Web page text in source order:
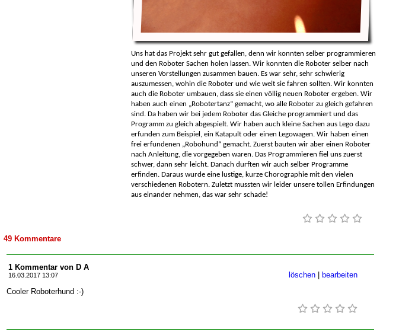
Uns hat das Projekt sehr gut gefallen, denn wir konnten selber programmieren
und den Roboter Sachen holen lassen. Wir konnten die Roboter selber nach
unseren Vorstellungen zusammen bauen. Es war sehr, sehr schwierig
auszumessen, wohin die Roboter und wie weit sie fahren sollten. Wir konnten
auch die Roboter umbauen, dass sie einen völlig neuen Roboter ergeben. Wir
haben auch einen „Robotertanz“ gemacht, wo alle Roboter zu gleich gefahren
sind. Da haben wir bei jedem Roboter das Gleiche programmiert und das
Programm zu gleich abgespielt. Wir haben auch kleine Sachen aus Lego dazu
erfunden zum Beispiel, ein Katapult oder einen Legowagen. Wir haben einen
frei erfundenen „Robohund“ gemacht. Zuerst bauten wir aber einen Roboter
nach Anleitung, die vorgegeben waren. Das Programmieren fiel uns zuerst
schwer, dann sehr leicht. Danach durften wir auch selber Programme
erfinden. Daraus wurde eine lustige, kurze Chorographie mit den vielen
verschiedenen Robotern. Zuletzt mussten wir leider unsere tollen Erfindungen
aus einander nehmen, das war sehr schade!
49 Kommentare
1 Kommentar von D A
16.03.2017 13:07 bearbeiten
löschen
Cooler Roboterhund :-)